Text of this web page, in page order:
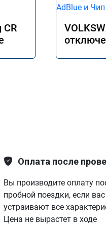
CR
Оплата после
Вы производите оплату
пробной поездки, если вас
устраивают все
Цена не вырастет в ходе